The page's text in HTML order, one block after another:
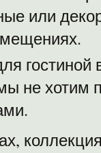
или
не хотим